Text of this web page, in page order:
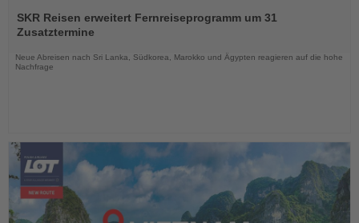
Sie
die
SKR Reisen erweitert Fernreiseprogramm um 31
Zusatztermine
Neue Abreisen nach Sri Lanka, Südkorea, Marokko und Ägypten reagieren auf die hohe
Nachfrage